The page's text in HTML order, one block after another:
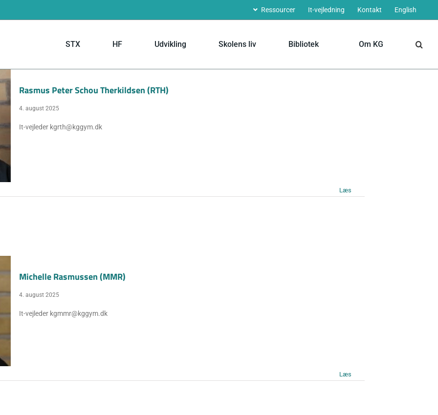
Ressourcer It-vejledning Kontakt English
STX HF Udvikling Skolens liv Bibliotek Om KG
Rasmus Peter Schou Therkildsen (RTH)
4. august 2025
It-vejleder kgrth@kggym.dk
Læs mere
Michelle Rasmussen (MMR)
4. august 2025
It-vejleder kgmmr@kggym.dk
Læs mere